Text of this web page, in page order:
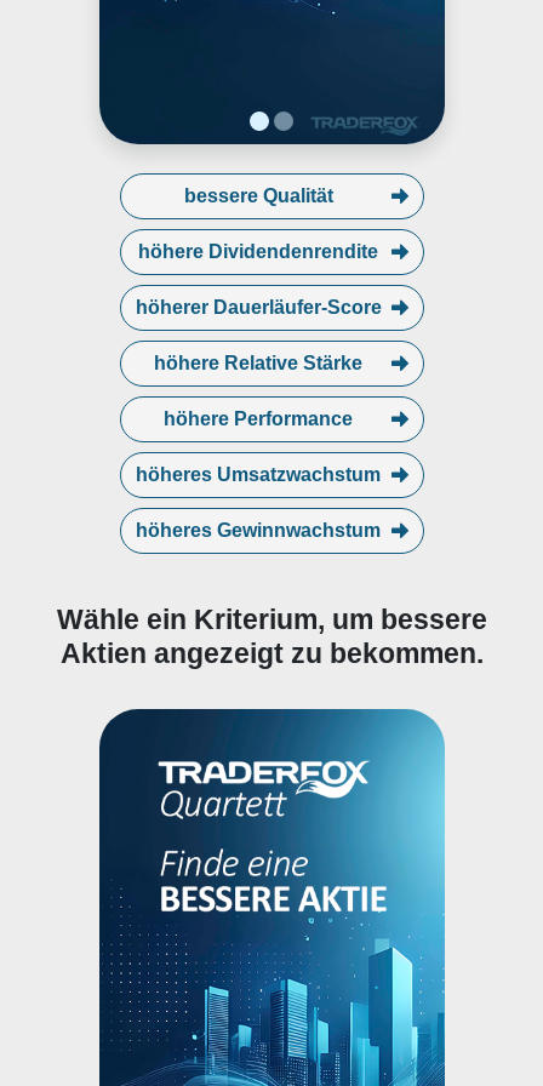
über staatlich geförderte
bessere Qualität
höhere Dividendenrendite
höherer Dauerläufer-Score
höhere Relative Stärke
höhere Performance
höheres Umsatzwachstum
höheres Gewinnwachstum
Wähle ein Kriterium, um bessere
Aktien angezeigt zu bekommen.